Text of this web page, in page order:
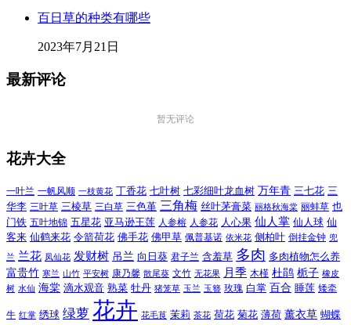
百日草的种类有哪些
2023年7月21日
最新评论
暂无评论
花卉大全
一叶兰 一帆风顺 一枝黄花 丁香花 七叶树 七彩细叶龙血树 万年青 三七花 三
华李 三叶草 三棱草 三白草 三色堇 三角梅 丝叶茅膏菜 丽格秋海棠 丽蚌草 也
门铁 五叶地锦 五星花 亚马逊王莲 人参榕 人参花 人心果 仙人掌 仙人球 仙
客来 仙鹤来花 令箭荷花 佛手花 佛甲草 佩普基诺 依米花 侧柏叶 倒挂金钟 兜
兰 兰花 凤仙花 发财树 吊兰 向日葵 君子兰 含羞草 多肉 多肉植物怎么养
富贵竹 寒兰 山竹 平安树 康乃馨 散尾葵 文竹 无花果 月季 木槿 杜鹃 栀子 橡皮
树 水仙 海棠 滴水观音 熟菜 牡丹 猪笼草 玉兰 玉簪 玫瑰 白掌 百合 睡莲 矮牵
牛 红掌 绣球 绿萝 花卉 花毛茛 茉莉 茶花 荷花 菊花 薄荷 薰衣草 蝴蝶